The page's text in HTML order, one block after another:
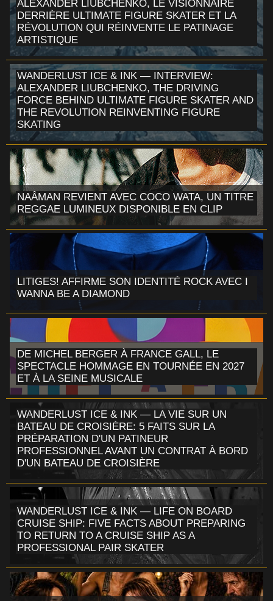
ALEXANDER LIUBCHENKO, LE VISIONNAIRE
DERRIÈRE ULTIMATE FIGURE SKATER ET LA
RÉVOLUTION QUI RÉINVENTE LE PATINAGE
ARTISTIQUE
WANDERLUST ICE & INK — INTERVIEW:
ALEXANDER LIUBCHENKO, THE DRIVING
FORCE BEHIND ULTIMATE FIGURE SKATER AND
THE REVOLUTION REINVENTING FIGURE
SKATING
NAÂMAN REVIENT AVEC COCO WATA, UN TITRE
REGGAE LUMINEUX DISPONIBLE EN CLIP
LITIGES! AFFIRME SON IDENTITÉ ROCK AVEC I
WANNA BE A DIAMOND
DE MICHEL BERGER À FRANCE GALL, LE
SPECTACLE HOMMAGE EN TOURNÉE EN 2027
ET À LA SEINE MUSICALE
WANDERLUST ICE & INK — LA VIE SUR UN
BATEAU DE CROISIÈRE: 5 FAITS SUR LA
PRÉPARATION D'UN PATINEUR
PROFESSIONNEL AVANT UN CONTRAT À BORD
D'UN BATEAU DE CROISIÈRE
WANDERLUST ICE & INK — LIFE ON BOARD
CRUISE SHIP: FIVE FACTS ABOUT PREPARING
TO RETURN TO A CRUISE SHIP AS A
PROFESSIONAL PAIR SKATER